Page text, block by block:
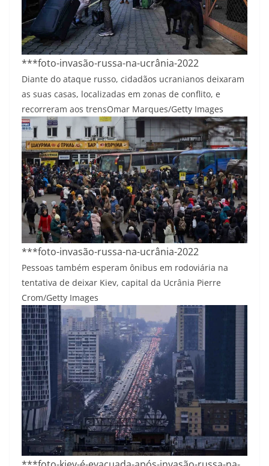
***foto-invasão-russa-na-ucrânia-2022
Diante do ataque russo, cidadãos ucranianos deixaram
as suas casas, localizadas em zonas de conflito, e
recorreram aos trensOmar Marques/Getty Images
***foto-invasão-russa-na-ucrânia-2022
Pessoas também esperam ônibus em rodoviária na
tentativa de deixar Kiev, capital da Ucrânia Pierre
Crom/Getty Images